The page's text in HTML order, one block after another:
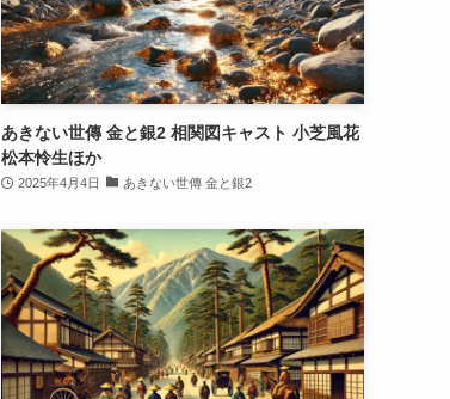
あきない世傳 金と銀2 相関図キャスト 小芝風花
松本怜生ほか
2025年4月4日 あきない世傳 金と銀2